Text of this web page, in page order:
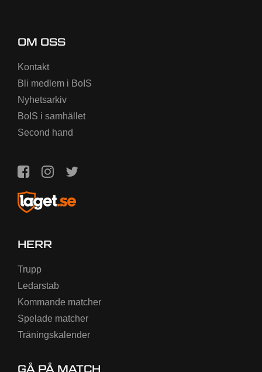
OM OSS
Kontakt
Bli medlem i BoIS
Nyhetsarkiv
BoIS i samhället
Second hand
HERR
Trupp
Ledarstab
Kommande matcher
Spelade matcher
Träningskalender
GÅ PÅ MATCH